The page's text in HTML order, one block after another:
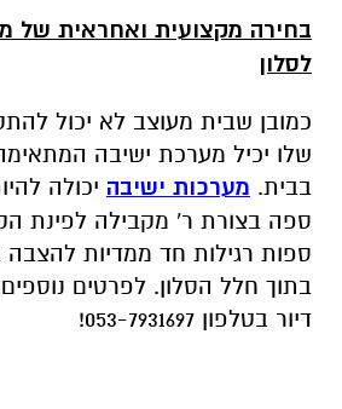
בחירה מקצועית ואחראית של
לסלון
כמובן שבית מעוצב לא יכול
שלו יכיל מערכת ישיבה
בבית. מערכות ישיבה יכולה
ספה בצורת ר' מקבילה לפינת
ספות רגילות חד ממדיות
בתוך חלל הסלון. לפרטים
דיור בטלפון 053-7931697!